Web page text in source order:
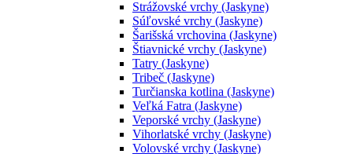
Strážovské vrchy (Jaskyne)
Súľovské vrchy (Jaskyne)
Šarišská vrchovina (Jaskyne)
Štiavnické vrchy (Jaskyne)
Tatry (Jaskyne)
Tribeč (Jaskyne)
Turčianska kotlina (Jaskyne)
Veľká Fatra (Jaskyne)
Veporské vrchy (Jaskyne)
Vihorlatské vrchy (Jaskyne)
Volovské vrchy (Jaskyne)